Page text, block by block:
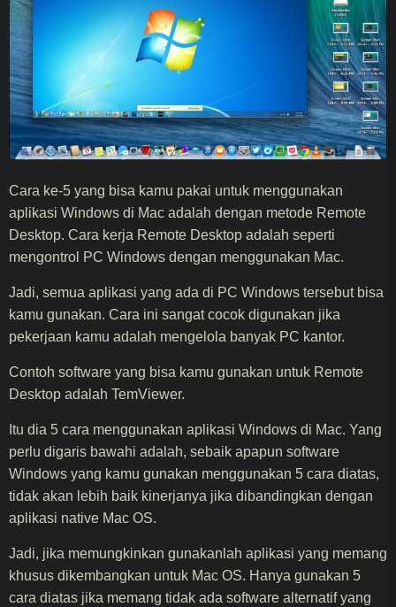
Cara ke-5 yang bisa kamu pakai untuk menggunakan
aplikasi Windows di Mac adalah dengan metode Remote
Desktop. Cara kerja Remote Desktop adalah seperti
mengontrol PC Windows dengan menggunakan Mac.
Jadi, semua aplikasi yang ada di PC Windows tersebut bisa
kamu gunakan. Cara ini sangat cocok digunakan jika
pekerjaan kamu adalah mengelola banyak PC kantor.
Contoh software yang bisa kamu gunakan untuk Remote
Desktop adalah TemViewer.
Itu dia 5 cara menggunakan aplikasi Windows di Mac. Yang
perlu digaris bawahi adalah, sebaik apapun software
Windows yang kamu gunakan menggunakan 5 cara diatas,
tidak akan lebih baik kinerjanya jika dibandingkan dengan
aplikasi native Mac OS.
Jadi, jika memungkinkan gunakanlah aplikasi yang memang
khusus dikembangkan untuk Mac OS. Hanya gunakan 5
cara diatas jika memang tidak ada software alternatif yang